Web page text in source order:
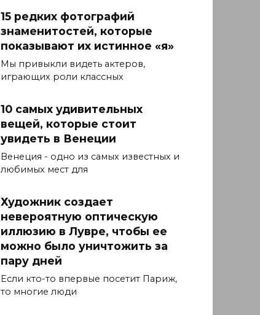
15 редких фотографий
знаменитостей, которые
показывают их истинное «я»
Мы привыкли видеть актеров,
играющих роли классных
10 самых удивительных
вещей, которые стоит
увидеть в Венеции
Венеция - одно из самых известных и
любимых мест для
Художник создает
невероятную оптическую
иллюзию в Лувре, чтобы ее
можно было уничтожить за
пару дней
Если кто-то впервые посетит Париж,
то многие люди